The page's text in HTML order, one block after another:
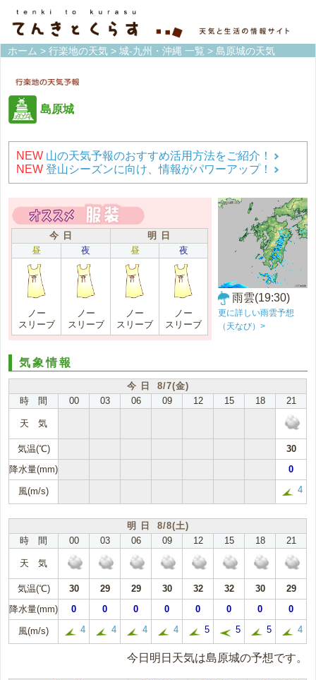
ホーム > 行楽地の天気 > 城-九州・沖縄 一覧 > 島原城の天気
島原城
NEW 山の天気予報のおすすめ活用方法をご紹介！
NEW 登山シーズンに向け、情報がパワーアップ！
今 日
明 日
昼
夜 昼 夜
ノー
スリーブ
ノー
スリーブ
ノー
スリーブ
ノー
スリーブ
雨雲(19:30)
更に詳しい雨雲予想
（天なび）>
気象情報
今 日 8/7(金)
時 間
00 03 06 09 12 15 18 21
天 気
気温(℃)
30
降水量(mm)
0
風(m/s) 4
明 日 8/8(土)
時 間
00 03 06 09 12 15 18 21
天 気
気温(℃) 30 29 29 30 32 32 30
29
降水量(mm)
0 0 0 0 0 0 0 0
風(m/s) 4 4 4 4 5 5 5 4
今日明日天気は島原城の予想です。